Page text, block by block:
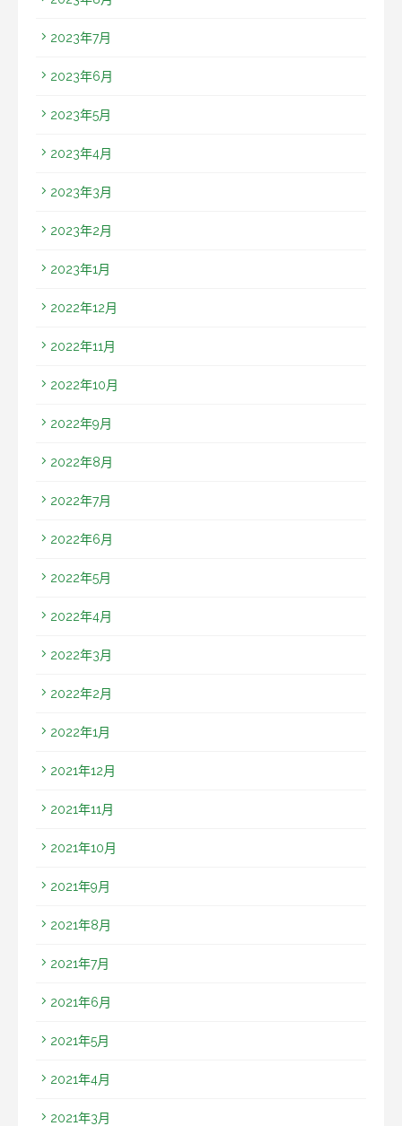
2023年7月
2023年6月
2023年5月
2023年4月
2023年3月
2023年2月
2023年1月
2022年12月
2022年11月
2022年10月
2022年9月
2022年8月
2022年7月
2022年6月
2022年5月
2022年4月
2022年3月
2022年2月
2022年1月
2021年12月
2021年11月
2021年10月
2021年9月
2021年8月
2021年7月
2021年6月
2021年5月
2021年4月
2021年3月